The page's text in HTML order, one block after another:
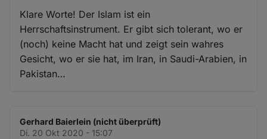
Klare Worte! Der Islam ist ein
Herrschaftsinstrument. Er gibt sich tolerant, wo er
(noch) keine Macht hat und zeigt sein wahres
Gesicht, wo er sie hat, im Iran, in Saudi-Arabien, in
Pakistan…
Gerhard Baierlein (nicht überprüft)
Di. 20 Okt 2020 - 15:07